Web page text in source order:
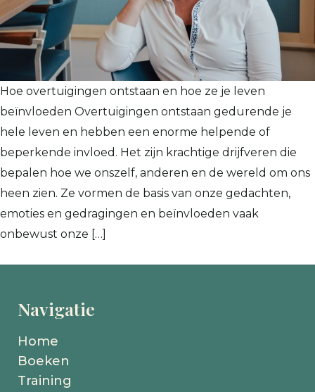
Hoe overtuigingen ontstaan en hoe ze je leven
beïnvloeden Overtuigingen ontstaan gedurende je
hele leven en hebben een enorme helpende of
beperkende invloed. Het zijn krachtige drijfveren die
bepalen hoe we onszelf, anderen en de wereld om ons
heen zien. Ze vormen de basis van onze gedachten,
emoties en gedragingen en beïnvloeden vaak
onbewust onze […]
Navigatie
Home
Boeken
Training